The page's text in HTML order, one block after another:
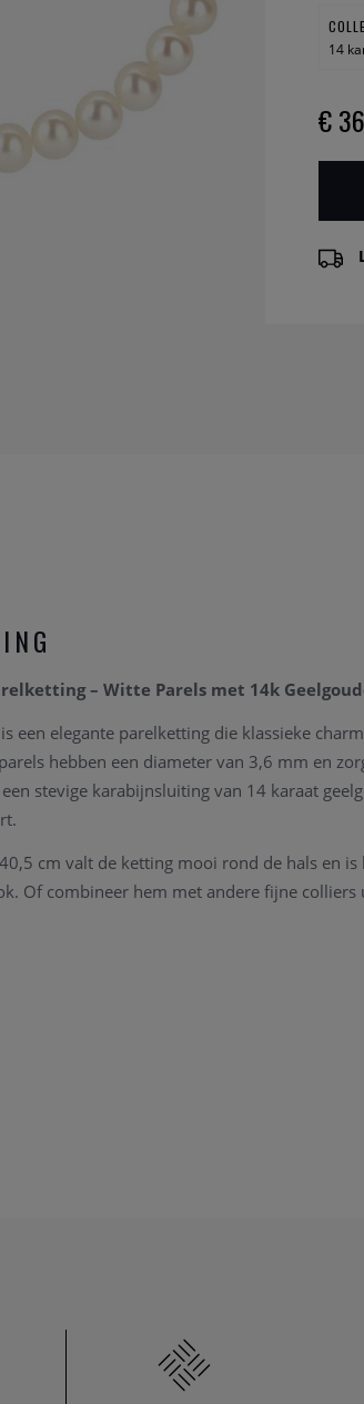
14
€
– Witte Parels met 14k
een elegante parelketting die klassieke
hebben een diameter van 3,6 mm en
stevige karabijnsluiting van 14 karaat
cm valt de ketting mooi rond de hals en
Of combineer hem met andere fijne colliers
14 karaat geelgoud